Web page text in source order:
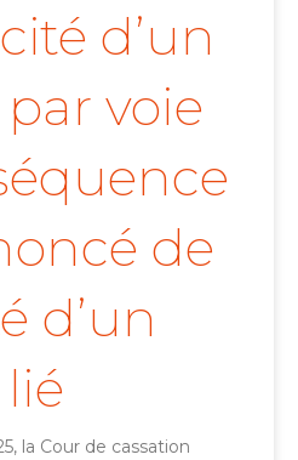
d’un
voie
de
d’un
la Cour de cassation